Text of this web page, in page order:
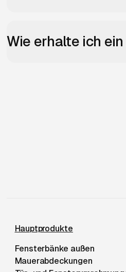
Wie erhalte ich
Niessen Beton Fußzeile
Hauptprodukte
Fensterbänke außen
Mauerabdeckungen